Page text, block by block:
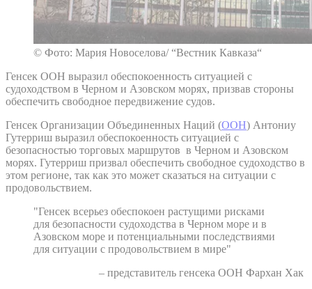
© Фото: Мария Новоселова/ “Вестник Кавказа“
Генсек ООН выразил обеспокоенность ситуацией с
судоходством в Черном и Азовском морях, призвав стороны
обеспечить свободное передвижение судов.
Генсек Организации Объединенных Наций (ООН) Антониу
Гутерриш выразил обеспокоенность ситуацией с
безопасностью торговых маршрутов в Черном и Азовском
морях. Гутерриш призвал обеспечить свободное судоходство в
этом регионе, так как это может сказаться на ситуации с
продовольствием.
"Генсек всерьез обеспокоен растущими рисками
для безопасности судоходства в Черном море и в
Азовском море и потенциальными последствиями
для ситуации с продовольствием в мире"
– представитель генсека ООН Фархан Хак